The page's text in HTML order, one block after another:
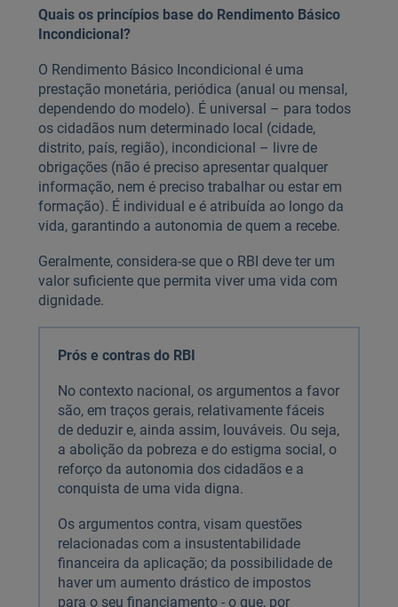
Quais os princípios base do Rendimento Básico
Incondicional?
O Rendimento Básico Incondicional é uma
prestação monetária, periódica (anual ou mensal,
dependendo do modelo). É universal – para todos
os cidadãos num determinado local (cidade,
distrito, país, região), incondicional – livre de
obrigações (não é preciso apresentar qualquer
informação, nem é preciso trabalhar ou estar em
formação). É individual e é atribuída ao longo da
vida, garantindo a autonomia de quem a recebe.
Geralmente, considera-se que o RBI deve ter um
valor suficiente que permita viver uma vida com
dignidade.
Prós e contras do RBI
No contexto nacional, os argumentos a favor
são, em traços gerais, relativamente fáceis
de deduzir e, ainda assim, louváveis. Ou seja,
a abolição da pobreza e do estigma social, o
reforço da autonomia dos cidadãos e a
conquista de uma vida digna.
Os argumentos contra, visam questões
relacionadas com a insustentabilidade
financeira da aplicação; da possibilidade de
haver um aumento drástico de impostos
para o seu financiamento - o que, por